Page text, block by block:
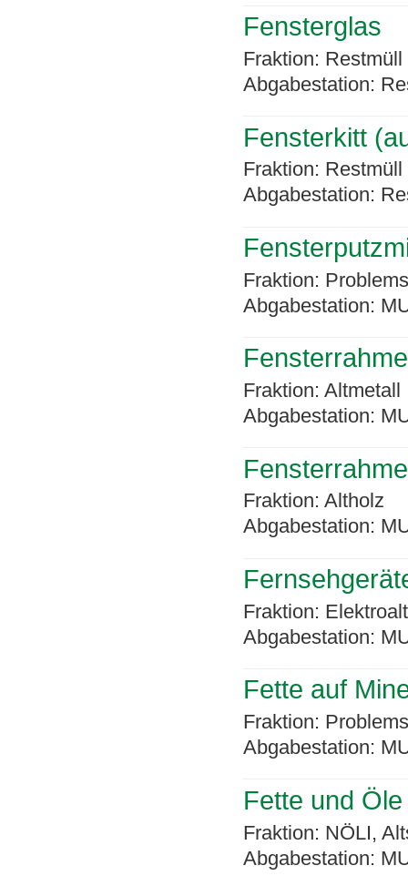
Fensterglas
Fraktion: Restmüll
Abgabestation:
Fensterkitt
Fraktion: Restmüll
Abgabestation:
Fraktion:
Abgabestation:
Fraktion: Altmetall
Abgabestation:
Fraktion: Altholz
Abgabestation:
Fraktion:
Abgabestation:
Fette auf
Fraktion:
Abgabestation:
Fette und
Fraktion: NÖLI,
Abgabestation: